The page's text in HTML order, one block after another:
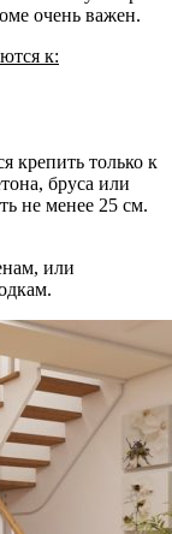
очень важен.
к:
крепить только к
бруса или
не менее 25 см.
или